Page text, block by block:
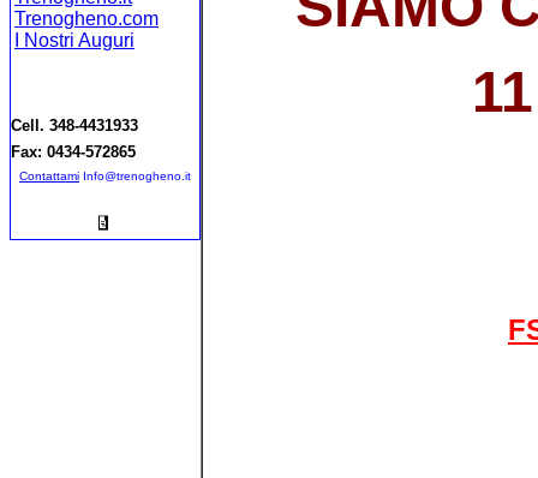
Trenogheno.com
I Nostri Auguri
Cell. 348-4431933
Fax: 0434-572865
Contattami Info@trenogheno.it